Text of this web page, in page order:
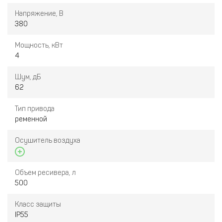
Напряжение, В
380
Мощность, кВт
4
Шум, дБ
62
Тип привода
ременной
Осушитель воздуха
Объем ресивера, л
500
Класс защиты
IP55